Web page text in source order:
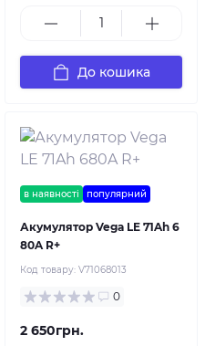
До кошика
в наявності популярний
Акумулятор Vega LE 71Ah 6
80A R+
Код товару: V71068013
0
2 650грн.